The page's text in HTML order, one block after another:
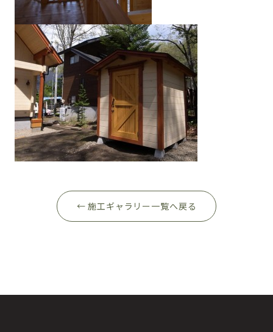
← 施工ギャラリー一覧へ戻る